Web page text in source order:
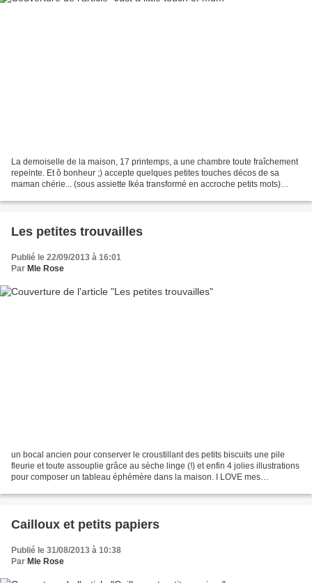
La demoiselle de la maison, 17 printemps, a une chambre toute fraîchement
repeinte. Et ô bonheur ;) accepte quelques petites touches décos de sa
maman chérie... (sous assiette Ikéa transformé en accroche petits mots)
Les petites trouvailles
Publié le 22/09/2013 à 16:01
Par Mle Rose
un bocal ancien pour conserver le croustillant des petits biscuits une pile
fleurie et toute assouplie grâce au sèche linge (!) et enfin 4 jolies illustrations
pour composer un tableau éphémère dans la maison. I LOVE mes
Cailloux et petits papiers
Publié le 31/08/2013 à 10:38
Par Mle Rose